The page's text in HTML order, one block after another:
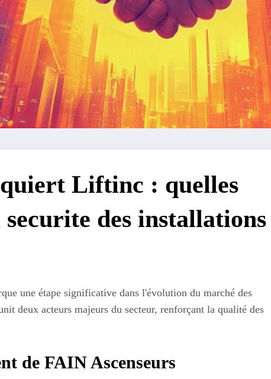
Liftinc : quelles
des installations
une étape significative dans l'évolution du marché des
deux acteurs majeurs du secteur, renforçant la qualité des
de FAIN Ascenseurs